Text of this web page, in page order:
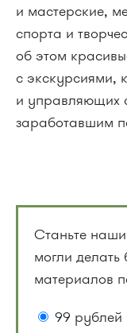
и мастерские,
спорта и
об этом
с экскурсиями,
и управляющих
заработавшим
Станьте
могли
материалов
99 рублей